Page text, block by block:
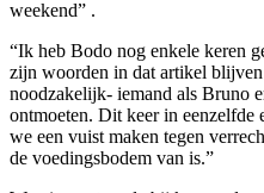
weekend” .
“Ik heb Bodo nog enkele keren
zijn woorden in dat artikel
noodzakelijk- iemand als Bruno
ontmoeten. Dit keer in eenzelfde
we een vuist maken tegen
de voedingsbodem van is.”